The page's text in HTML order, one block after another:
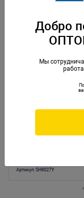
Скачать каталог
Артикул: SH9027Y
Добро
Мы